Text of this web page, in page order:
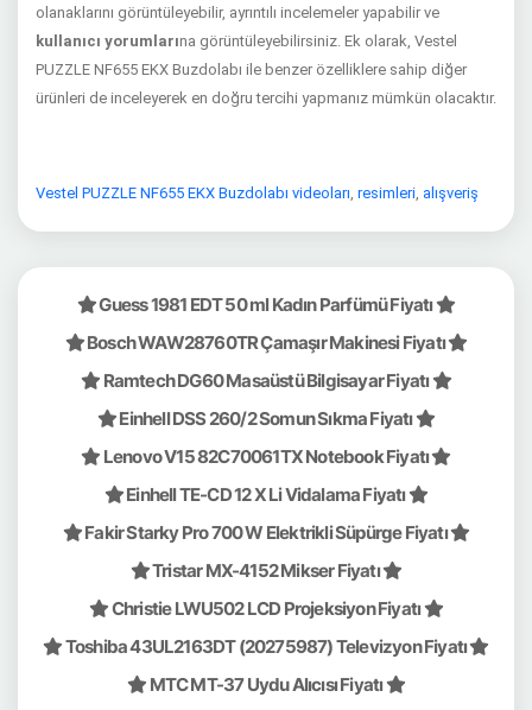
olanaklarını görüntüleyebilir, ayrıntılı incelemeler yapabilir ve
kullanıcı yorumlarına görüntüleyebilirsiniz. Ek olarak, Vestel
PUZZLE NF655 EKX Buzdolabı ile benzer özelliklere sahip diğer
ürünleri de inceleyerek en doğru tercihi yapmanız mümkün olacaktır.
Vestel PUZZLE NF655 EKX Buzdolabı videoları, resimleri, alışveriş
Guess 1981 EDT 50 ml Kadın Parfümü Fiyatı
Bosch WAW28760TR Çamaşır Makinesi Fiyatı
Ramtech DG60 Masaüstü Bilgisayar Fiyatı
Einhell DSS 260/2 Somun Sıkma Fiyatı
Lenovo V15 82C70061TX Notebook Fiyatı
Einhell TE-CD 12 X Li Vidalama Fiyatı
Fakir Starky Pro 700 W Elektrikli Süpürge Fiyatı
Tristar MX-4152 Mikser Fiyatı
Christie LWU502 LCD Projeksiyon Fiyatı
Toshiba 43UL2163DT (20275987) Televizyon Fiyatı
MTC MT-37 Uydu Alıcısı Fiyatı